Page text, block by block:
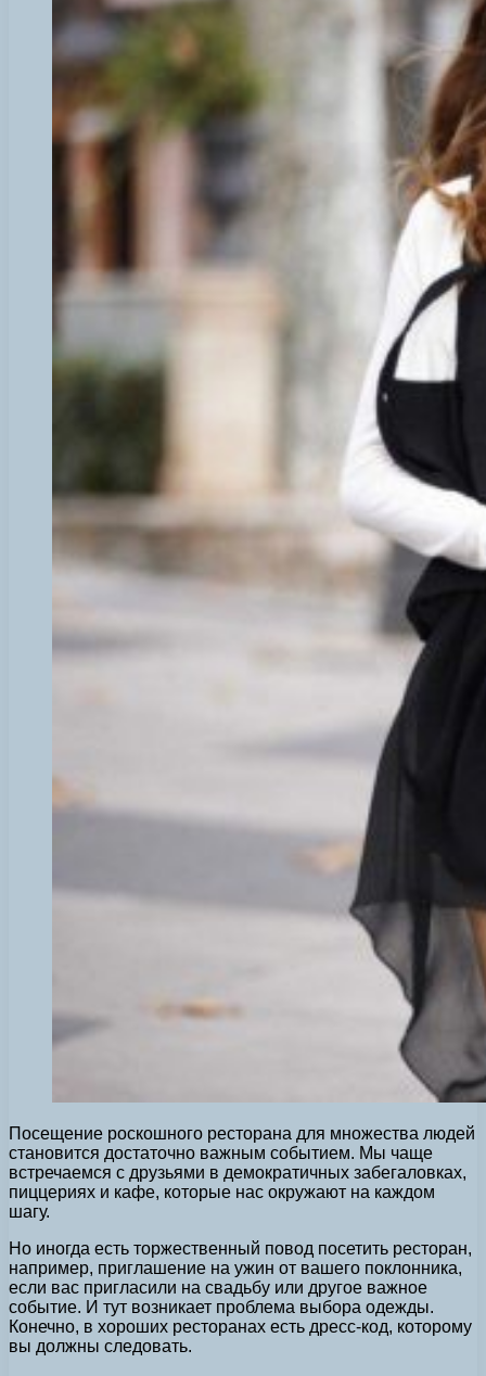
Посещение роскошного ресторана для множества людей
становится достаточно важным событием. Мы чаще
встречаемся с друзьями в демократичных забегаловках,
пиццериях и кафе, которые нас окружают на каждом
шагу.
Но иногда есть торжественный повод посетить ресторан,
например, приглашение на ужин от вашего поклонника,
если вас пригласили на свадьбу или другое важное
событие. И тут возникает проблема выбора одежды.
Конечно, в хороших ресторанах есть дресс-код, которому
вы должны следовать.